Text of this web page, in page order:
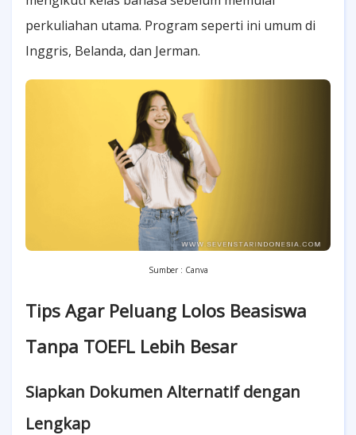
perkuliahan utama. Program seperti ini umum di
Inggris, Belanda, dan Jerman.
Sumber : Canva
Tips Agar Peluang Lolos Beasiswa
Tanpa TOEFL Lebih Besar
Siapkan Dokumen Alternatif dengan
Lengkap